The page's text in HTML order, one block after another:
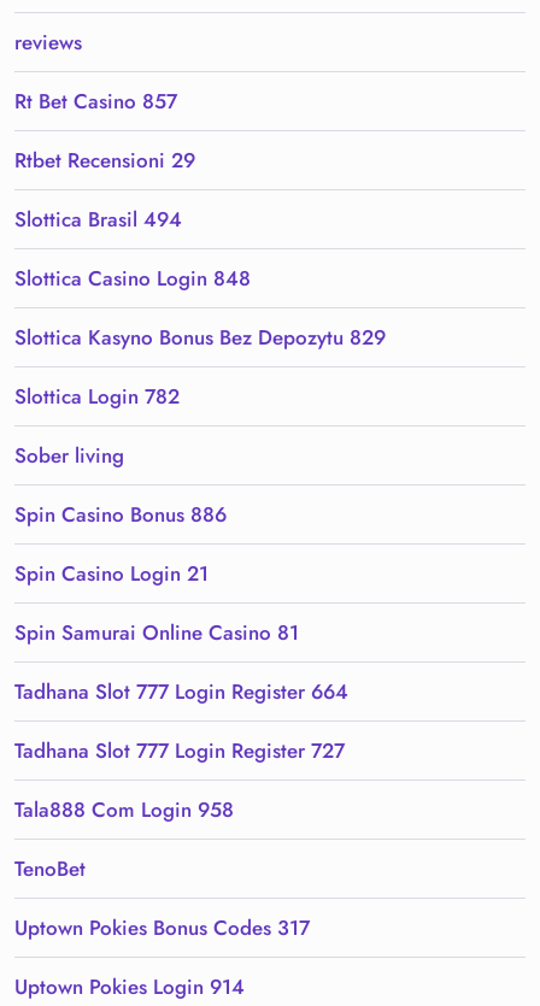
reviews
Rt Bet Casino 857
Rtbet Recensioni 29
Slottica Brasil 494
Slottica Casino Login 848
Slottica Kasyno Bonus Bez Depozytu 829
Slottica Login 782
Sober living
Spin Casino Bonus 886
Spin Casino Login 21
Spin Samurai Online Casino 81
Tadhana Slot 777 Login Register 664
Tadhana Slot 777 Login Register 727
Tala888 Com Login 958
TenoBet
Uptown Pokies Bonus Codes 317
Uptown Pokies Login 914